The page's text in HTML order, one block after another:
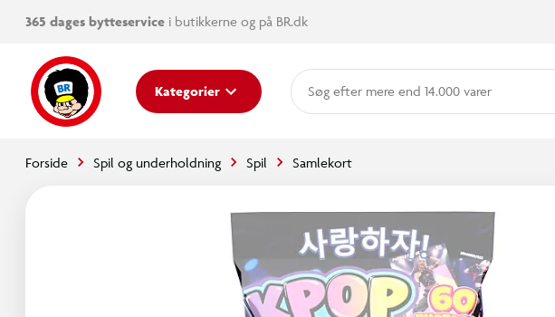
365 dages bytteservice i butikkerne og på BR.dk
Kategorier
mere end 14.000 varer
Forside Spil og underholdning Spil Samlekort